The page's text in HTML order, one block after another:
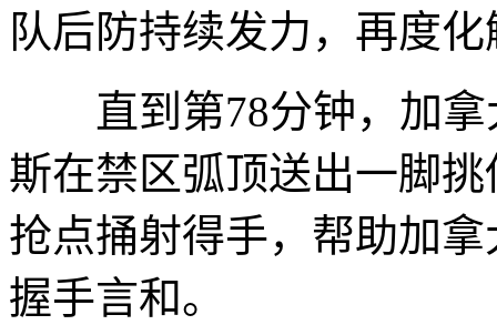
队后防持续发力，再度
直到第78分钟，加拿
斯在禁区弧顶送出一脚
抢点捅射得手，帮助加
握手言和。